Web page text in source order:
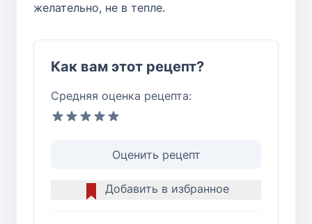
желательно, не в тепле.
Как вам этот рецепт?
Средняя оценка рецепта:
Оценить рецепт
Добавить в избранное